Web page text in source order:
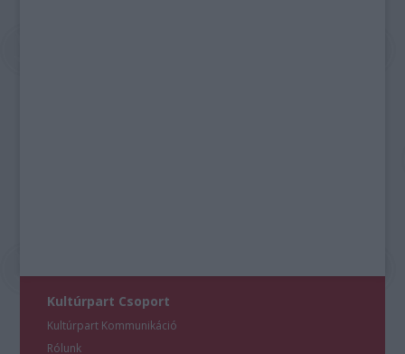
Kultúrpart Csoport
Kultúrpart Kommunikáció
Rólunk